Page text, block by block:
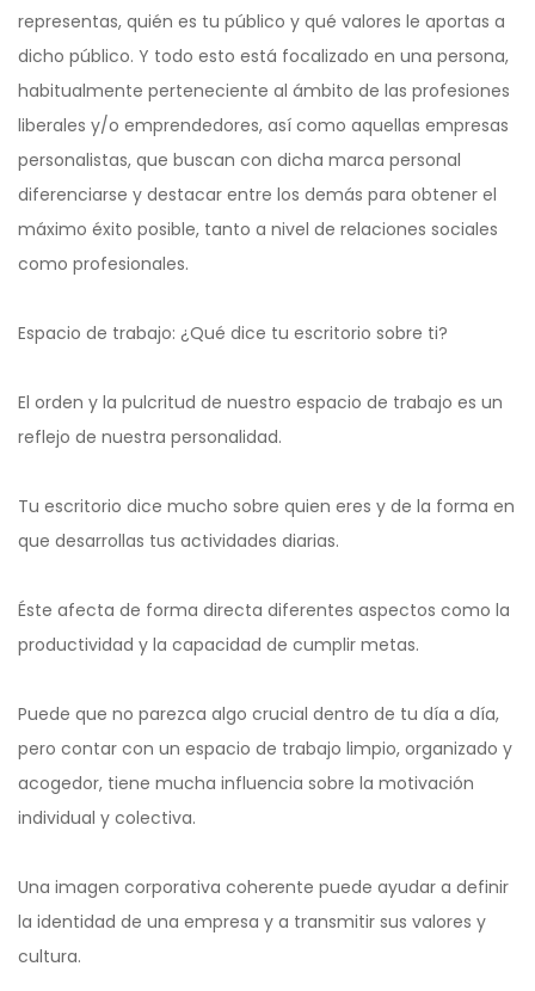
representas, quién es tu público y qué valores le aportas a
dicho público. Y todo esto está focalizado en una persona,
habitualmente perteneciente al ámbito de las profesiones
liberales y/o emprendedores, así como aquellas empresas
personalistas, que buscan con dicha marca personal
diferenciarse y destacar entre los demás para obtener el
máximo éxito posible, tanto a nivel de relaciones sociales
como profesionales.
Espacio de trabajo: ¿Qué dice tu escritorio sobre ti?
El orden y la pulcritud de nuestro espacio de trabajo es un
reflejo de nuestra personalidad.
Tu escritorio dice mucho sobre quien eres y de la forma en
que desarrollas tus actividades diarias.
Éste afecta de forma directa diferentes aspectos como la
productividad y la capacidad de cumplir metas.
Puede que no parezca algo crucial dentro de tu día a día,
pero contar con un espacio de trabajo limpio, organizado y
acogedor, tiene mucha influencia sobre la motivación
individual y colectiva.
Una imagen corporativa coherente puede ayudar a definir
la identidad de una empresa y a transmitir sus valores y
cultura.